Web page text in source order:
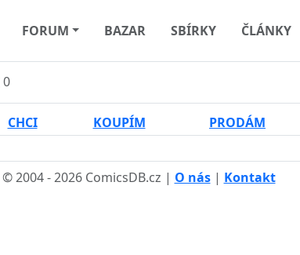
FORUM BAZAR SBÍRKY ČLÁNKY
0
CHCI KOUPÍM PRODÁM
© 2004 - 2026 ComicsDB.cz | O nás| Kontakt